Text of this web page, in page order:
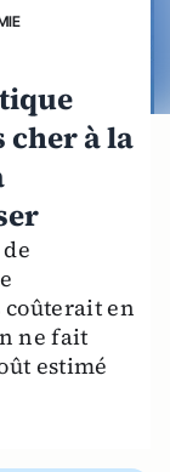
cher à la
en
ne fait
estimé